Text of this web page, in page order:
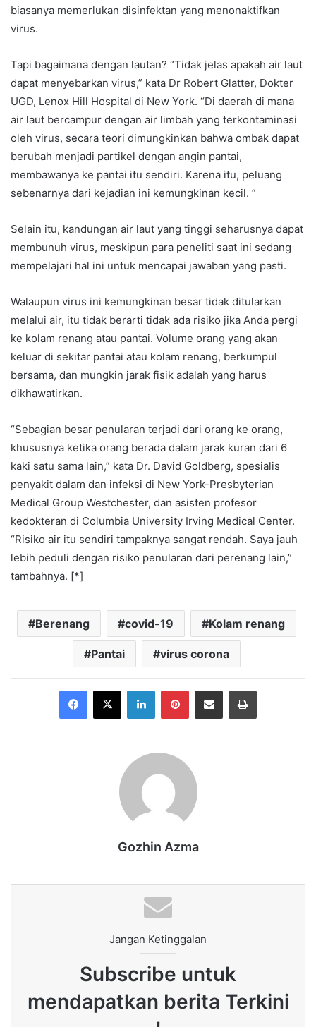
biasanya memerlukan disinfektan yang menonaktifkan
virus.
Tapi bagaimana dengan lautan? “Tidak jelas apakah air laut
dapat menyebarkan virus,” kata Dr Robert Glatter, Dokter
UGD, Lenox Hill Hospital di New York. “Di daerah di mana
air laut bercampur dengan air limbah yang terkontaminasi
oleh virus, secara teori dimungkinkan bahwa ombak dapat
berubah menjadi partikel dengan angin pantai,
membawanya ke pantai itu sendiri. Karena itu, peluang
sebenarnya dari kejadian ini kemungkinan kecil. ”
Selain itu, kandungan air laut yang tinggi seharusnya dapat
membunuh virus, meskipun para peneliti saat ini sedang
mempelajari hal ini untuk mencapai jawaban yang pasti.
Walaupun virus ini kemungkinan besar tidak ditularkan
melalui air, itu tidak berarti tidak ada risiko jika Anda pergi
ke kolam renang atau pantai. Volume orang yang akan
keluar di sekitar pantai atau kolam renang, berkumpul
bersama, dan mungkin jarak fisik adalah yang harus
dikhawatirkan.
“Sebagian besar penularan terjadi dari orang ke orang,
khususnya ketika orang berada dalam jarak kuran dari 6
kaki satu sama lain,” kata Dr. David Goldberg, spesialis
penyakit dalam dan infeksi di New York-Presbyterian
Medical Group Westchester, dan asisten profesor
kedokteran di Columbia University Irving Medical Center.
“Risiko air itu sendiri tampaknya sangat rendah. Saya jauh
lebih peduli dengan risiko penularan dari perenang lain,”
tambahnya. [*]
Berenang covid-19 Kolam renang
Pantai virus corona
Facebook
X LinkedInPinterestShare via Email Print
Gozhin Azma
Jangan Ketinggalan
Subscribe untuk
mendapatkan berita Terkini